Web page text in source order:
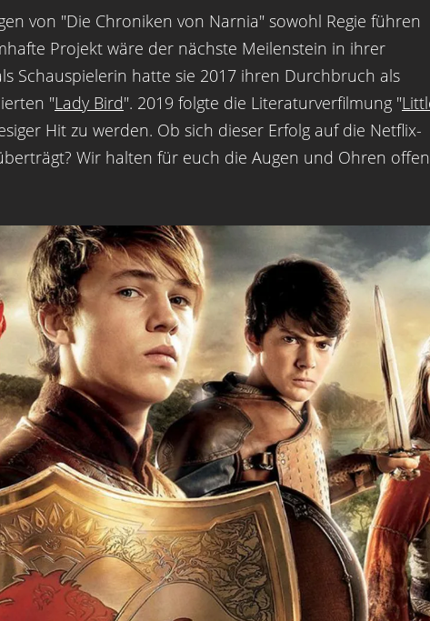
von "Die Chroniken von Narnia" sowohl Regie führen
Projekt wäre der nächste Meilenstein in ihrer
Schauspielerin hatte sie 2017 ihren Durchbruch als
"Lady Bird". 2019 folgte die Literaturverfilmung "
Hit zu werden. Ob sich dieser Erfolg auf die Netflix-
Wir halten für euch die Augen und Ohren